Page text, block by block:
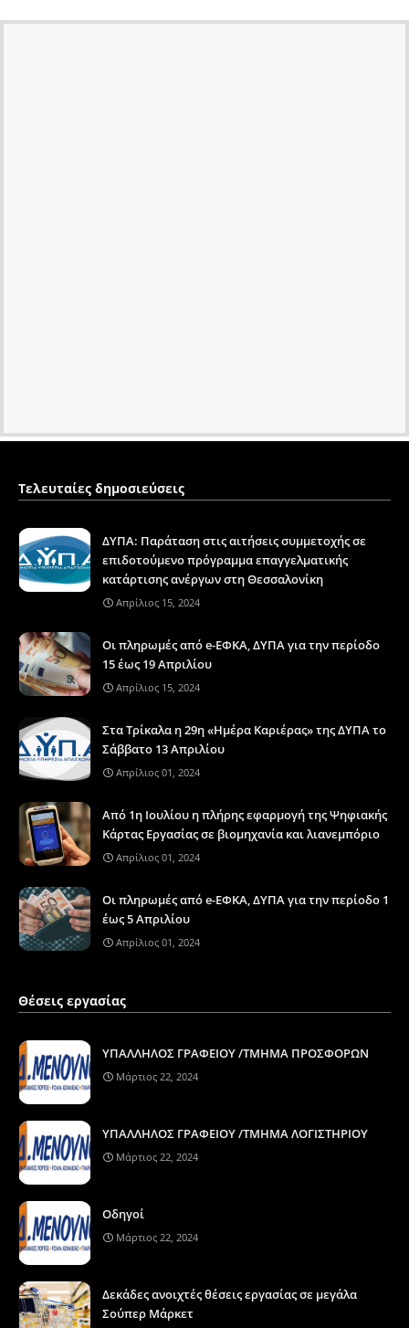
Τελευταίες δημοσιεύσεις
ΔΥΠΑ: Παράταση στις αιτήσεις συμμετοχής σε
επιδοτούμενο πρόγραμμα επαγγελματικής
κατάρτισης ανέργων στη Θεσσαλονίκη
Απρίλιος 15, 2024
Οι πληρωμές από e-ΕΦΚΑ, ΔΥΠΑ για την περίοδο
15 έως 19 Απριλίου
Απρίλιος 15, 2024
Στα Τρίκαλα η 29η «Ημέρα Καριέρας» της ΔΥΠΑ το
Σάββατο 13 Απριλίου
Απρίλιος 01, 2024
Από 1η Ιουλίου η πλήρης εφαρμογή της Ψηφιακής
Κάρτας Εργασίας σε βιομηχανία και λιανεμπόριο
Απρίλιος 01, 2024
Οι πληρωμές από e-ΕΦΚΑ, ΔΥΠΑ για την περίοδο 1
έως 5 Απριλίου
Απρίλιος 01, 2024
Θέσεις εργασίας
ΥΠΑΛΛΗΛΟΣ ΓΡΑΦΕΙΟΥ /ΤΜΗΜΑ ΠΡΟΣΦΟΡΩΝ
Μάρτιος 22, 2024
ΥΠΑΛΛΗΛΟΣ ΓΡΑΦΕΙΟΥ /ΤΜΗΜΑ ΛΟΓΙΣΤΗΡΙΟΥ
Μάρτιος 22, 2024
Οδηγοί
Μάρτιος 22, 2024
Δεκάδες ανοιχτές θέσεις εργασίας σε μεγάλα
Σούπερ Μάρκετ